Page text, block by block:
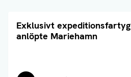
Exklusivt expeditionsfartyg
anlöpte Mariehamn
Läs artikel